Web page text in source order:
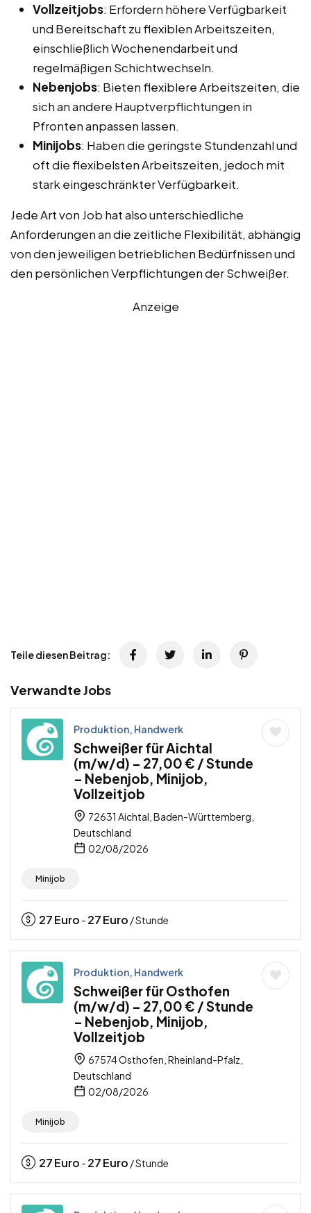
Vollzeitjobs: Erfordern höhere Verfügbarkeit
und Bereitschaft zu flexiblen Arbeitszeiten,
einschließlich Wochenendarbeit und
regelmäßigen Schichtwechseln.
Nebenjobs: Bieten flexiblere Arbeitszeiten, die
sich an andere Hauptverpflichtungen in
Pfronten anpassen lassen.
Minijobs: Haben die geringste Stundenzahl und
oft die flexibelsten Arbeitszeiten, jedoch mit
stark eingeschränkter Verfügbarkeit.
Jede Art von Job hat also unterschiedliche
Anforderungen an die zeitliche Flexibilität, abhängig
von den jeweiligen betrieblichen Bedürfnissen und
den persönlichen Verpflichtungen der Schweißer.
Anzeige
Teile diesen Beitrag:
Verwandte Jobs
Produktion, Handwerk
Schweißer für Aichtal
(m/w/d) – 27,00 € / Stunde
– Nebenjob, Minijob,
Vollzeitjob
72631 Aichtal, Baden-Württemberg,
Deutschland
02/08/2026
Minijob
27Euro - 27Euro / Stunde
Produktion, Handwerk
Schweißer für Osthofen
(m/w/d) – 27,00 € / Stunde
– Nebenjob, Minijob,
Vollzeitjob
67574 Osthofen, Rheinland-Pfalz,
Deutschland
02/08/2026
Minijob
27Euro - 27Euro / Stunde